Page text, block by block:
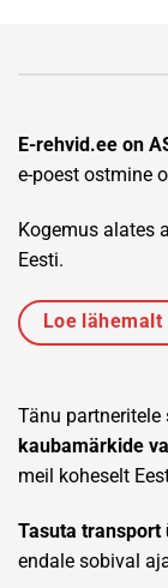
E-rehvid.ee on
e-poest ostmine
Kogemus alates
Eesti.
Loe
Tänu partneritele
kaubamärkide
meil koheselt
Tasuta transport
endale sobival